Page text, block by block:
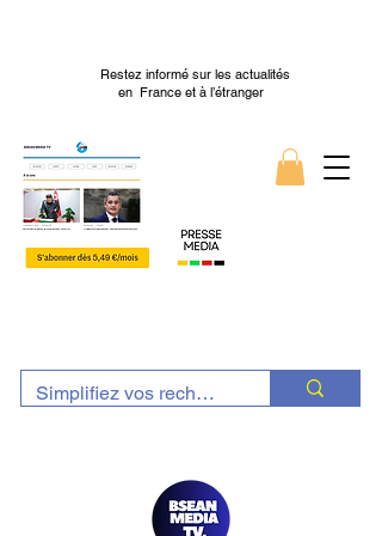
Restez informé sur les actualités
en France et à l’étranger